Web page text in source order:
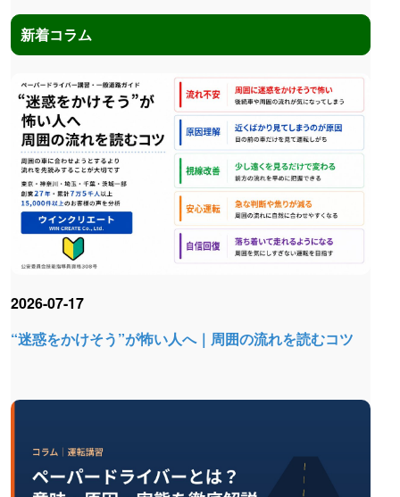
新着コラム
“迷惑をかけそう”が怖い人へ｜周囲の流れを読むコツ
2026-07-17